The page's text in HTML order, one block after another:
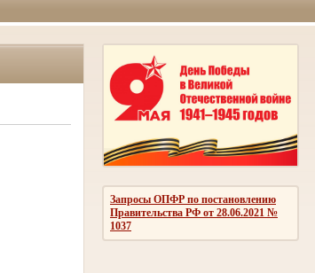
sysola.komi@sudrf.ru
показать на карте
Запросы ОПФР по постановлению
Правительства РФ от 28.06.2021 №
1037